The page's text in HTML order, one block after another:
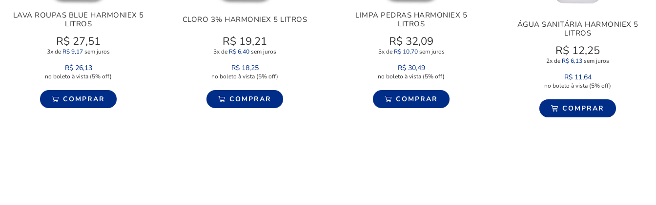
LAVA ROUPAS BLUE HARMONIEX 5
LITROS
R$ 27,51
3x de R$9,17sem juros
R$26,13
no boleto à vista (5% off)
COMPRAR
CLORO 3% HARMONIEX 5 LITROS
R$ 19,21
3x de R$6,40sem juros
R$18,25
no boleto à vista (5% off)
COMPRAR
LIMPA PEDRAS HARMONIEX 5
LITROS
R$ 32,09
3x de R$10,70sem juros
R$30,49
no boleto à vista (5% off)
COMPRAR
ÁGUA SANITÁRIA HARMONIEX 5
LITROS
R$ 12,25
2x de R$6,13sem juros
R$11,64
no boleto à vista (5% off)
COMPRAR